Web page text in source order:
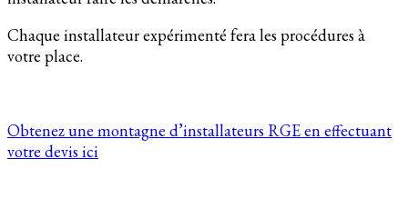
Chaque installateur expérimenté fera les procédures à
votre place.
Obtenez une montagne d’installateurs RGE en effectuant
votre devis ici